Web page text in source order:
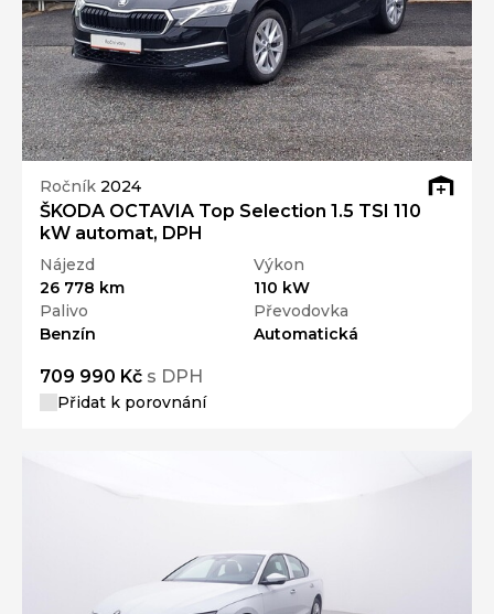
Ročník 2024
ŠKODA OCTAVIA Top Selection 1.5 TSI 110
kW automat, DPH
Nájezd
26 778 km
Výkon
110 kW
Palivo
Benzín
Převodovka
Automatická
709 990 Kč s DPH
Přidat k porovnání